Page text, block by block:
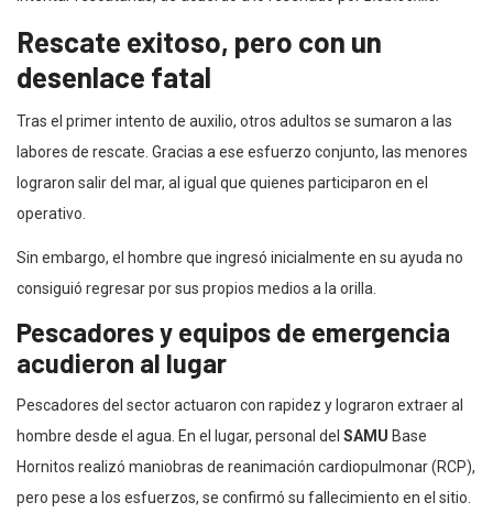
Rescate exitoso, pero con un
desenlace fatal
Tras el primer intento de auxilio, otros adultos se sumaron a las
labores de rescate. Gracias a ese esfuerzo conjunto, las menores
lograron salir del mar, al igual que quienes participaron en el
operativo.
Sin embargo, el hombre que ingresó inicialmente en su ayuda no
consiguió regresar por sus propios medios a la orilla.
Pescadores y equipos de emergencia
acudieron al lugar
Pescadores del sector actuaron con rapidez y lograron extraer al
hombre desde el agua. En el lugar, personal del SAMU Base
Hornitos realizó maniobras de reanimación cardiopulmonar (RCP),
pero pese a los esfuerzos, se confirmó su fallecimiento en el sitio.